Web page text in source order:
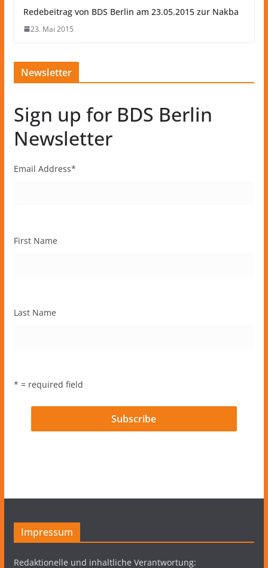
Redebeitrag von BDS Berlin am 23.05.2015 zur Nakba
23. Mai 2015
Newsletter
Sign up for BDS Berlin
Newsletter
Email Address*
First Name
Last Name
* = required field
Impressum
Redaktionelle und inhaltliche Verantwortung: